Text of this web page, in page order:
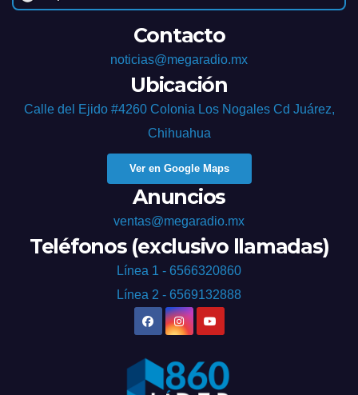
Contacto
noticias@megaradio.mx
Ubicación
Calle del Ejido #4260 Colonia Los Nogales Cd Juárez,
Chihuahua
Ver en Google Maps
Anuncios
ventas@megaradio.mx
Teléfonos (exclusivo llamadas)
Línea 1 - 6566320860
Línea 2 - 6569132888